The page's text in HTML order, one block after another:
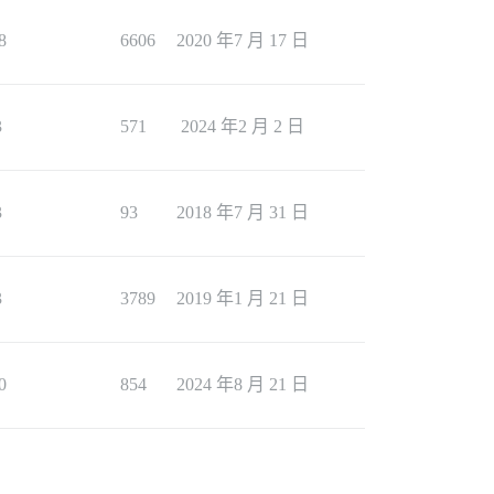
6606 2020 年7 月 17 日
571 2024 年2 月 2 日
93 2018 年7 月 31 日
3789 2019 年1 月 21 日
854 2024 年8 月 21 日